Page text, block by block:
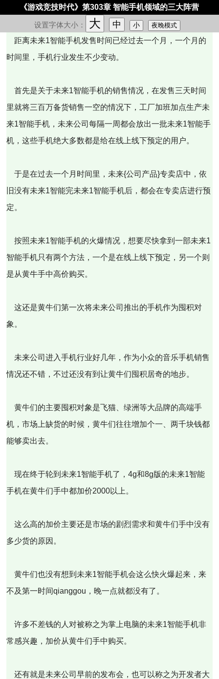
《游戏竞技时代》第303章 智能手机领域的三大阵营
设置字体大小： 大 中 小 夜晚模式
距离未来1智能手机发售时间已经过去一个月，一个月的
时间里，手机行业发生不少变动。
首先是关于未来1智能手机的销售情况，在发售三天时间
里就将三百万备货销售一空的情况下，工厂加班加点生产未
来1智能手机，未来公司每隔一周都会放出一批未来1智能手
机，这些手机绝大多数都是给在线上线下预定的用户。
于是在过去一个月时间里，未来{公司产品}专卖店中，依
旧没有未来1智能完未来1智能手机后，都会在专卖店进行预
定。
按照未来1智能手机的火爆情况，想要尽快拿到一部未来1
智能手机只有两个方法，一个是在线上线下预定，另一个则
是从黄牛手中高价购买。
这还是黄牛们第一次将未来公司推出的手机作为囤积对
象。
未来公司进入手机行业好几年，作为小众的音乐手机销售
情况还不错，不过还没有到让黄牛们囤积居奇的地步。
黄牛们的主要囤积对象是飞猫、绿洲等大品牌的高端手
机，市场上缺货的时候，黄牛们往往增加个一、两千块钱都
能够卖出去。
现在终于轮到未来1智能手机了，4g和8g版的未来1智能
手机在黄牛们手中都加价2000以上。
这么高的加价主要还是市场的剧烈需求和黄牛们手中没有
多少货的原因。
黄牛们也没有想到未来1智能手机会这么快火爆起来，来
不及第一时间qianggou，晚一点就都没有了。
许多不差钱的人对被称之为掌上电脑的未来1智能手机非
常感兴趣，加价从黄牛们手中购买。
还有就是未来公司早前的发布会，也可以称之为开发者大